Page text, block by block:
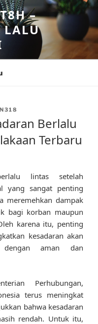
–
LALU
Berlalu
Terbaru
lintas setelah
yang sangat penting
meremehkan dampak
bagi korban maupun
karena itu, penting
kesadaran akan
aman dan
Perhubungan,
terus meningkat
bahwa kesadaran
rendah. Untuk itu,